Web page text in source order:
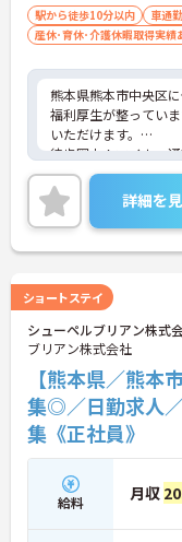
駅から徒歩10分以内 車通
産休･育休･介護休暇取得実績
熊本県熊本市中央区
福利厚生が整ってい
いただけます。
徒歩圏内！マイカー
ラクです！
ご興味ある方には、
詳細をお話しいたし
い！
詳細を
ショートステイ
シューペルブリアン株式
ブリアン株式会社
【熊本県／熊本
集◎／日勤求人
集《正社員》
給料 月収